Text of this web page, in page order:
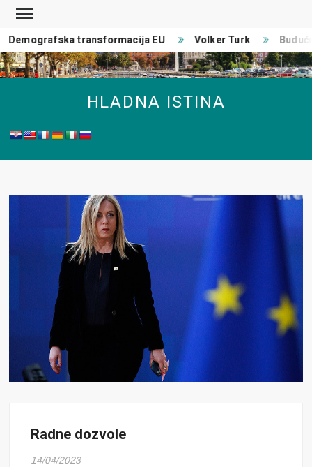
Skip
content
Demografska transformacija EU Volker Turk
HLADNA ISTINA
Radne dozvole
14/04/2023